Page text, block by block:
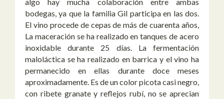
bodegas, ya que la familia Gil participa en las dos.
El vino procede de cepas de más de cuarenta años,
La maceración se ha realizado en tanques de acero
inoxidable durante 25 días. La fermentación
maloláctica se ha realizado en barrica y el vino ha
permanecido en ellas durante doce meses
aproximadamente. Es de un color picota casi negro,
con ribete granate y reflejos rubí, no se aprecian